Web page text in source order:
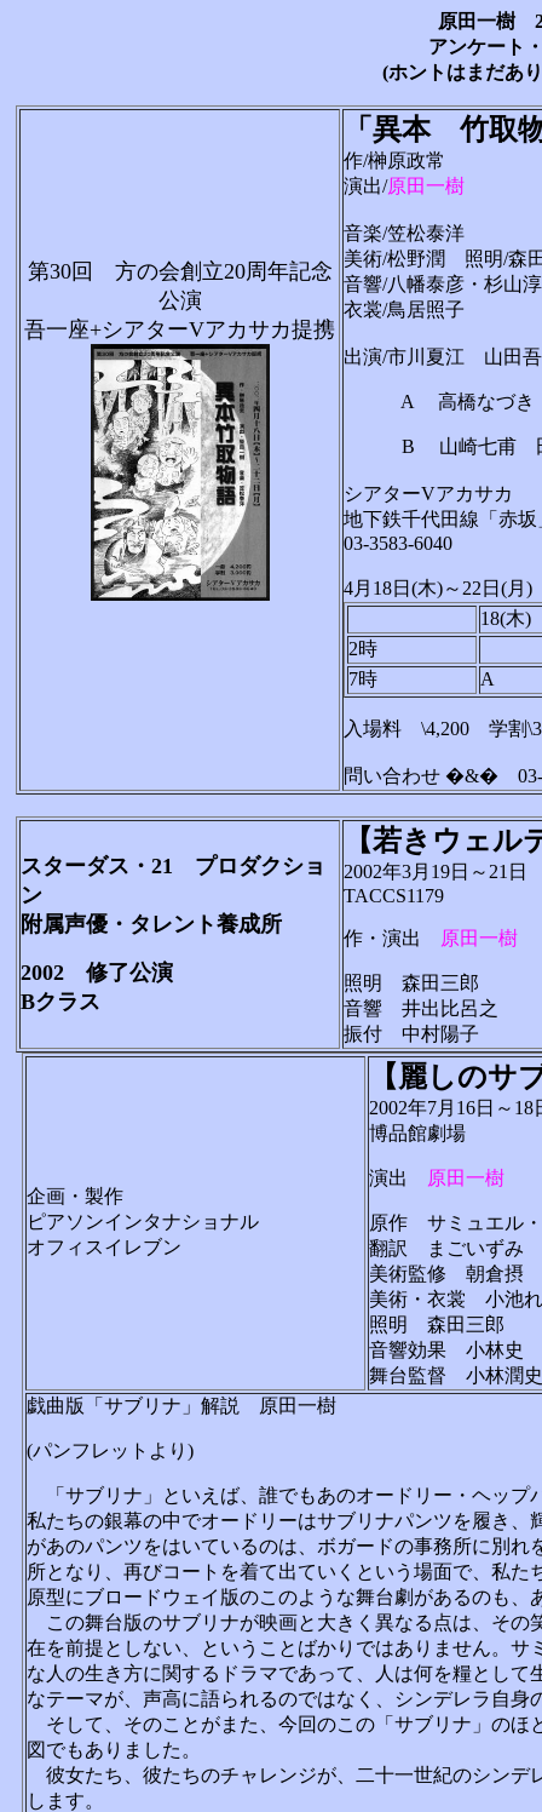
原田一樹
アンケート
(ホントはまだあ
第30回 方の会創立20周年記念
公演
吾一座+シアターVアカサカ提携
「異本 竹取
作/榊原政常
演出/原田一樹
音楽/笠松泰洋
美術/松野潤 照明/森
音響/八幡泰彦・杉山淳
衣裳/鳥居照子
出演/市川夏江 山田
A 高橋なづき
B 山崎七甫
シアターVアカサカ
地下鉄千代田線「赤坂
03-3583-6040
4月18日(木)～22日(
18(木)
2時
7時
A
入場料 \4,200 学割
問い合わせ �&� 03-
スターダス・21 プロダクショ
ン
附属声優・タレント養成所
2002 修了公演
Bクラス
【若きウェル
2002年3月19日～21日
TACCS1179
作・演出 原田一樹
照明 森田三郎
音響 井出比呂之
振付 中村陽子
企画・製作
ピアソンインタナショナル
オフィスイレブン
【麗しのサ
2002年7月16日～18
博品館劇場
演出 原田一樹
原作 サミュエル
翻訳 まごいずみ
美術監修 朝倉摂
美術・衣裳 小池
照明 森田三郎
音響効果 小林史
舞台監督 小林潤史
戯曲版「サブリナ」解説 原田一樹
(パンフレットより)
「サブリナ」といえば、誰でもあのオードリー・ヘップ
私たちの銀幕の中でオードリーはサブリナパンツを履き
があのパンツをはいているのは、ボガードの事務所に別
所となり、再びコートを着て出ていくという場面で、私
原型にブロードウェイ版のこのような舞台劇があるのも、
この舞台版のサブリナが映画と大きく異なる点は、その
在を前提としない、ということばかりではありません。
な人の生き方に関するドラマであって、人は何を糧とし
なテーマが、声高に語られるのではなく、シンデレラ自
そして、そのことがまた、今回のこの「サブリナ」のほ
図でもありました。
彼女たち、彼たちのチャレンジが、二十一世紀のシンデ
します。